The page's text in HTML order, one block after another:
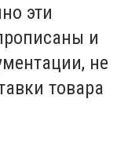
эти
и
не
товара